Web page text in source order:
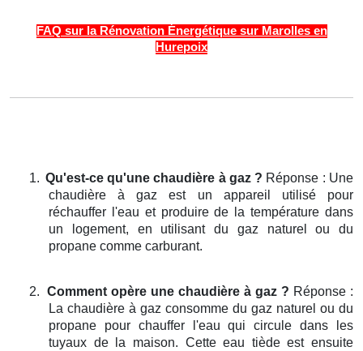
FAQ sur la Rénovation Énergétique sur Marolles en
Hurepoix
1. Qu'est-ce qu'une chaudière à gaz ? Réponse : Une
chaudière à gaz est un appareil utilisé pour
réchauffer l'eau et produire de la température dans
un logement, en utilisant du gaz naturel ou du
propane comme carburant.
2. Comment opère une chaudière à gaz ? Réponse :
La chaudière à gaz consomme du gaz naturel ou du
propane pour chauffer l'eau qui circule dans les
tuyaux de la maison. Cette eau tiède est ensuite